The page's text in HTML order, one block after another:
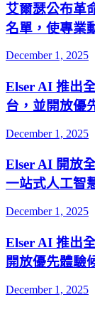
艾爾瑟公布革
名單，使專業
December 1, 2025
Elser AI 推出
台，並開放優
December 1, 2025
Elser AI 開放
一站式人工智
December 1, 2025
Elser AI 推出
開放優先體驗
December 1, 2025